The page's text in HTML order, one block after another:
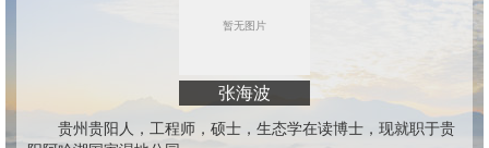
张海波
贵州贵阳人，工程师，硕士，生态学在读博士，现就职于贵